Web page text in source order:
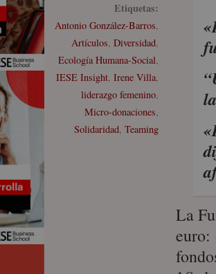
Etiquetas:
Antonio González-Barros,
Artículos, Diversidad,
Ecología Humana-Social,
IESE Insight, Irene Villa,
liderazgo femenino,
Micro-donaciones,
Solidaridad, Teaming
La
euro: